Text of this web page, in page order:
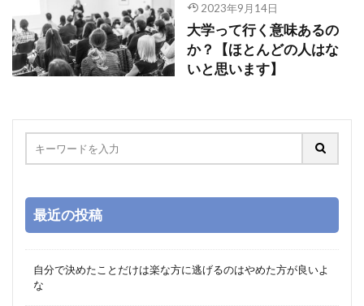
2023年9月14日
大学って行く意味あるの
か？【ほとんどの人はな
いと思います】
最近の投稿
自分で決めたことだけは楽な方に逃げるのはやめた方が良いよ
な